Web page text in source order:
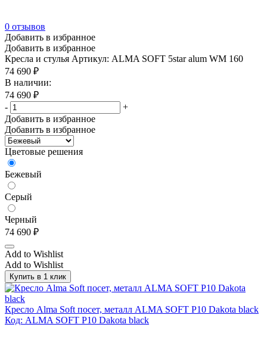
0 отзывов
Добавить в избранное
Добавить в избранное
Кресла и стулья Артикул: ALMA SOFT 5star alum WM 160
74 690 ₽
В наличии:
74 690 ₽
-
+
Добавить в избранное
Добавить в избранное
Цветовые решения
Бежевый
Серый
Черный
74 690 ₽
Add to Wishlist
Add to Wishlist
Купить в 1 клик
Кресло Alma Soft посет, металл ALMA SOFT P10 Dakota black
Код: ALMA SOFT P10 Dakota black